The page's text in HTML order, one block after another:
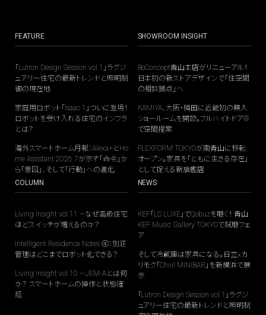
FEATURE
「Lutron Design Session vol.1」ラグジ
ュアリー住宅の最新トレンドと照明制
御の現在地
家庭用ロボット「Isaac 1」ついに登場！
ロボットを受け入れる住宅のインフラ
とは？
海外スマートホーム月報：Alexa+とHo
me Assistant 2026.7が示す「命令」か
ら「意図」、そして「行動」への進化
SHOWROOM INSIGHT
BoConcept青山本店がリニューアル！
日本初の新ストアデザインで「住空間
の相談拠点」へ
KAMIYA、大阪・梅田に近畿初の無人
ショールームを開設。フルハイトドア®
で空間提案
FLEXFORM TOKYOが南青山に移転
オープン。家具を「ともに生きる存在」
として捉える新旗艦店
COLUMN
Living Insight vol.11 —なぜ高級住宅
ほどスイッチが増えるのか？
Intelligent Residence Notes ④：別荘
管理はどこまでロボット化できる？
Living Insight vol.10 —JEM-Aとは何
か？ スマートホームの操作と状態確
認
NEWS
KEF「LS LUXE」でQobuzを聴く！ 青山
KEF Music Gallery TOKYOで試聴フェ
ア
そして冷蔵庫は家具になる。日立×カ
リモク「Chiiil MINIBAR」を新横浜で展
示
「Lutron Design Session vol.1」ラグジ
ュアリー住宅の最新トレンドと照明制